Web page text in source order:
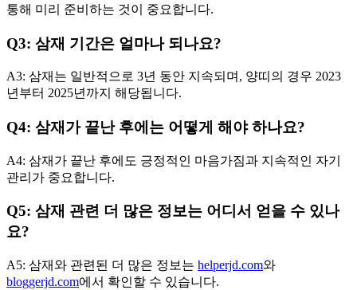
통해 미리 준비하는 것이 중요합니다.
Q3: 삼재 기간은 얼마나 되나요?
A3: 삼재는 일반적으로 3년 동안 지속되며, 양띠의 경우 2023
년부터 2025년까지 해당됩니다.
Q4: 삼재가 끝난 후에는 어떻게 해야 하나요?
A4: 삼재가 끝난 후에도 긍정적인 마음가짐과 지속적인 자기
관리가 중요합니다.
Q5: 삼재 관련 더 많은 정보는 어디서 얻을 수 있나
요?
A5: 삼재와 관련된 더 많은 정보는 helperjd.com와
bloggerjd.com에서 확인할 수 있습니다.